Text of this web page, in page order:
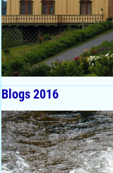
Blogs 2016